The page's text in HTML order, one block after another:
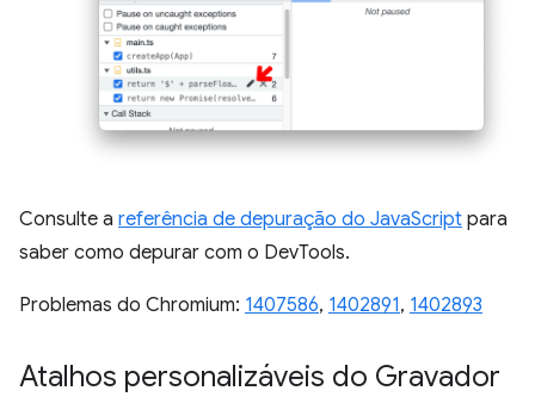
Consulte a referência de depuração do JavaScript para
saber como depurar com o DevTools.
Problemas do Chromium: 1407586, 1402891, 1402893
Atalhos personalizáveis do Gravador